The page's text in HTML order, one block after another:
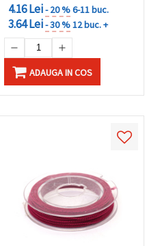
4.16 Lei- 20 %6-11 buc.
3.64 Lei- 30 %12 buc. +
ADAUGA IN COS